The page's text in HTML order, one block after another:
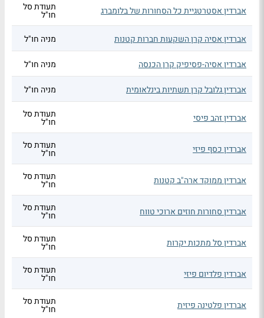
אברדין אסטרטגיית כל הסחורות של בלומברג תעודת סל
חו"ל
אברדין אסיה קרן השקעות חברות קטנות
מניה חו"ל
אברדין אסיה-פסיפיק קרן הכנסה מניה חו"ל
אברדין גלובל קרן תשתיות בינלאומית מניה חו"ל
אברדין זהב פיסי תעודת סל
חו"ל
אברדין כסף פיזי תעודת סל
חו"ל
אברדין ממוקד ארה"ב קטנות תעודת סל
חו"ל
אברדין סחורות חוזים ארוכי טווח תעודת סל
חו"ל
אברדין סל מתכות יקרות תעודת סל
חו"ל
אברדין פלדיום פיזי תעודת סל
חו"ל
אברדין פלטינה פיזית תעודת סל
חו"ל